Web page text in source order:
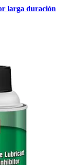
larga duración